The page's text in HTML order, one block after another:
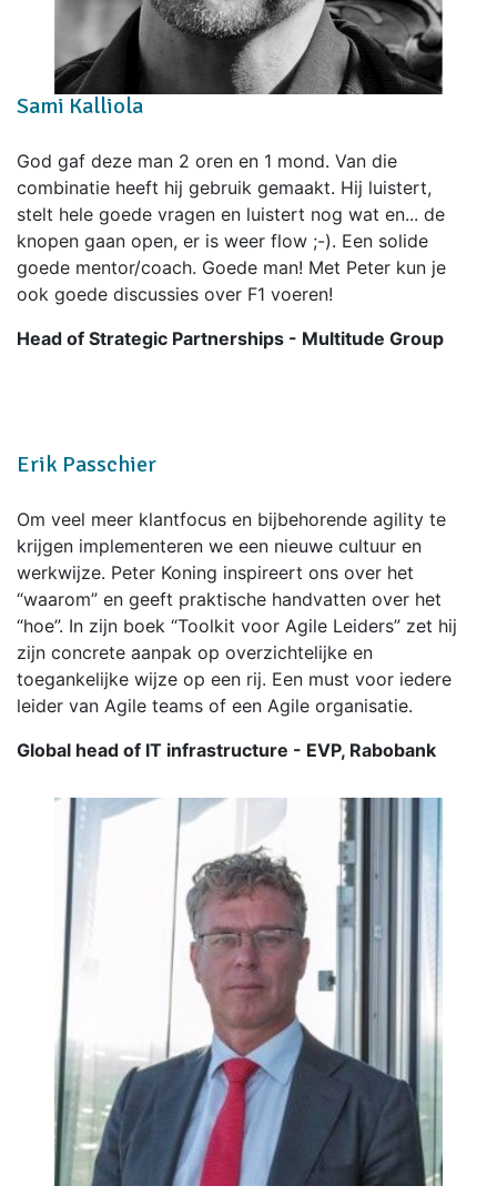
Sami Kalliola
God gaf deze man 2 oren en 1 mond. Van die
combinatie heeft hij gebruik gemaakt. Hij luistert,
stelt hele goede vragen en luistert nog wat en... de
knopen gaan open, er is weer flow ;-). Een solide
goede mentor/coach. Goede man! Met Peter kun je
ook goede discussies over F1 voeren!
Head of Strategic Partnerships - Multitude Group
Erik Passchier
Om veel meer klantfocus en bijbehorende agility te
krijgen implementeren we een nieuwe cultuur en
werkwijze. Peter Koning inspireert ons over het
“waarom” en geeft praktische handvatten over het
“hoe”. In zijn boek “Toolkit voor Agile Leiders” zet hij
zijn concrete aanpak op overzichtelijke en
toegankelijke wijze op een rij. Een must voor iedere
leider van Agile teams of een Agile organisatie.
Global head of IT infrastructure - EVP, Rabobank